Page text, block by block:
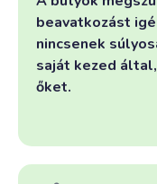
beavatkozást
nincsenek
saját kezed
őket.